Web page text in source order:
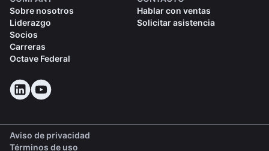
Sobre nosotros
Liderazgo
Socios
Carreras
Octave Federal
Hablar con ventas
Solicitar asistencia
Aviso de privacidad
Términos de uso